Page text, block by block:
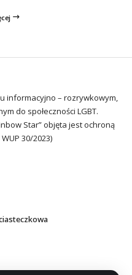
informacyjno – rozrywkowym,
do społeczności LGBT.
Star” objęta jest ochroną
30/2023)